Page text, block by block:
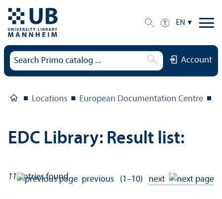
EN
Account
Locations European Documentation Centre
EDC Library: Result list:
11entries found previous (1–10) next